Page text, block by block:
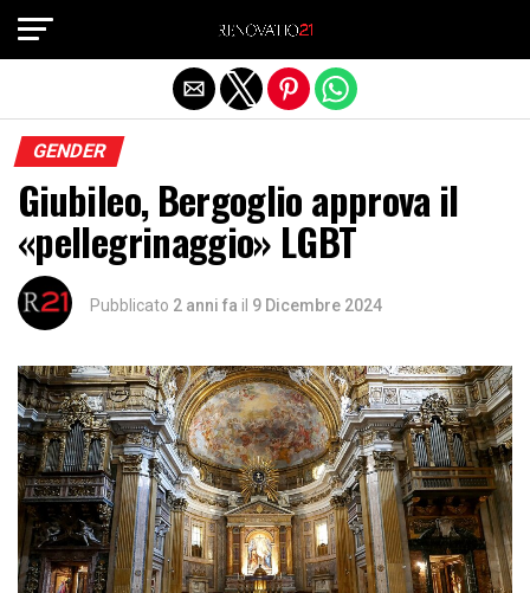
GENDER
Giubileo, Bergoglio approva il
«pellegrinaggio» LGBT
Pubblicato 2 anni fa il 9 Dicembre 2024
Exit mobile version